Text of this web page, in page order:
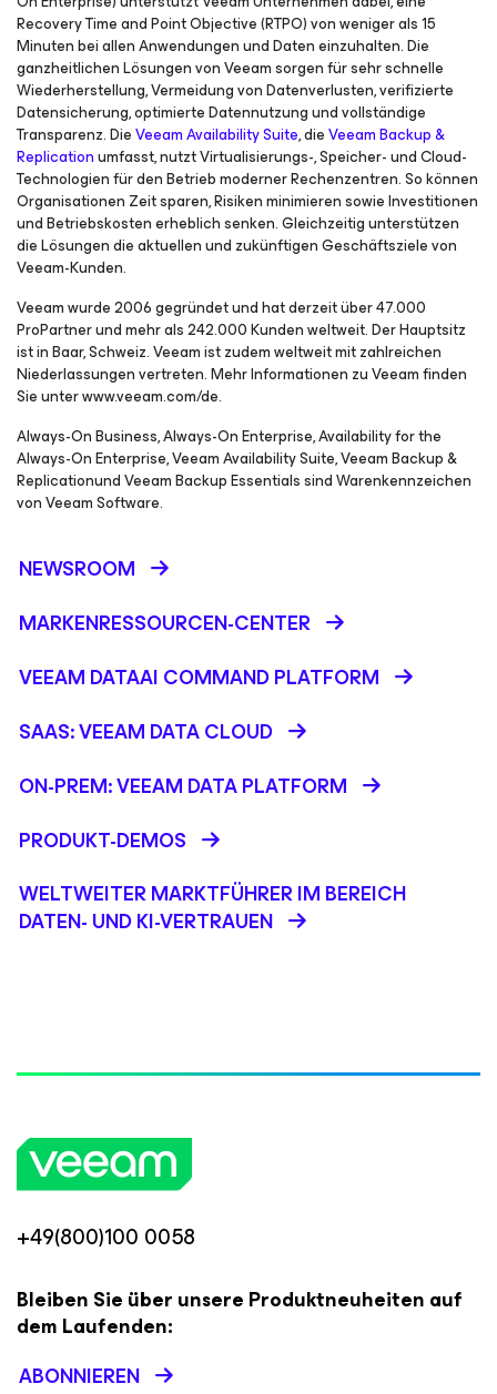
Recovery Time and Point Objective (RTPO) von weniger als 15
Minuten bei allen Anwendungen und Daten einzuhalten. Die
ganzheitlichen Lösungen von Veeam sorgen für sehr schnelle
Wiederherstellung, Vermeidung von Datenverlusten, verifizierte
Datensicherung, optimierte Datennutzung und vollständige
Transparenz. DieVeeam Availability Suite, dieVeeam Backup &
Replicationumfasst, nutzt Virtualisierungs-, Speicher- und Cloud-
Technologien für den Betrieb moderner Rechenzentren. So können
Organisationen Zeit sparen, Risiken minimieren sowie Investitionen
und Betriebskosten erheblich senken. Gleichzeitig unterstützen
die Lösungen die aktuellen und zukünftigen Geschäftsziele von
Veeam-Kunden.
Veeam wurde 2006 gegründet und hat derzeit über 47.000
ProPartner und mehr als 242.000 Kunden weltweit. Der Hauptsitz
ist in Baar, Schweiz. Veeam ist zudem weltweit mit zahlreichen
Niederlassungen vertreten. Mehr Informationen zu Veeam finden
Sie unter www.veeam.com/de.
Always-On Business, Always-On Enterprise, Availability for the
Always-On Enterprise, Veeam Availability Suite, Veeam Backup &
Replicationund Veeam Backup Essentials sind Warenkennzeichen
von Veeam Software.
NEWSROOM
MARKENRESSOURCEN-CENTER
VEEAM DATAAI COMMAND PLATFORM
SAAS: VEEAM DATA CLOUD
ON-PREM: VEEAM DATA PLATFORM
PRODUKT-DEMOS
WELTWEITER MARKTFÜHRER IM BEREICH
DATEN- UND KI-VERTRAUEN
+49(800)100 0058
Bleiben Sie über unsere Produktneuheiten auf
dem Laufenden:
ABONNIEREN